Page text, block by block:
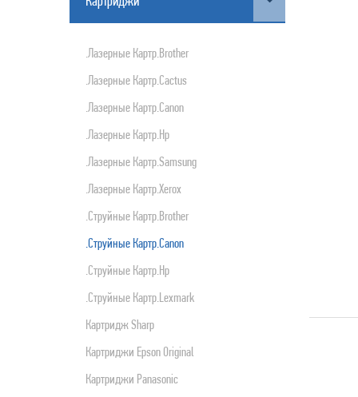
ПРОДУКТЫ APPLE
.лазерные Картр.brother
.лазерные Картр.cactus
.лазерные Картр.canon
.лазерные Картр.hp
.лазерные Картр.samsung
.лазерные Картр.xerox
.струйные Картр.brother
.струйные Картр.canon
.струйные Картр.hp
.струйные Картр.lexmark
Картридж Sharp
Картриджи Epson Original
Картриджи Panasonic